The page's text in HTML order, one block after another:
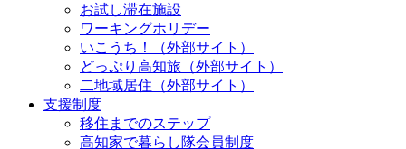
お試し滞在施設
ワーキングホリデー
いこうち！（外部サイト）
どっぷり高知旅（外部サイト）
二地域居住（外部サイト）
支援制度
移住までのステップ
高知家で暮らし隊会員制度